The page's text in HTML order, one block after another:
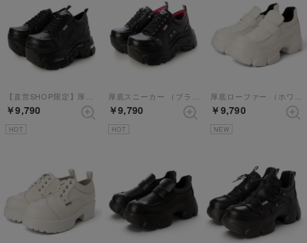
￥9,790
HOT
￥9,790
HOT
￥9,790
NEW